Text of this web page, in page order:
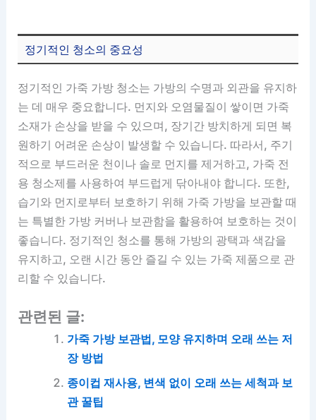
정기적인 청소의 중요성
정기적인 가죽 가방 청소는 가방의 수명과 외관을 유지하
는 데 매우 중요합니다. 먼지와 오염물질이 쌓이면 가죽
소재가 손상을 받을 수 있으며, 장기간 방치하게 되면 복
원하기 어려운 손상이 발생할 수 있습니다. 따라서, 주기
적으로 부드러운 천이나 솔로 먼지를 제거하고, 가죽 전
용 청소제를 사용하여 부드럽게 닦아내야 합니다. 또한,
습기와 먼지로부터 보호하기 위해 가죽 가방을 보관할 때
는 특별한 가방 커버나 보관함을 활용하여 보호하는 것이
좋습니다. 정기적인 청소를 통해 가방의 광택과 색감을
유지하고, 오랜 시간 동안 즐길 수 있는 가죽 제품으로 관
리할 수 있습니다.
관련된 글:
가죽 가방 보관법, 모양 유지하며 오래 쓰는 저
장 방법
종이컵 재사용, 변색 없이 오래 쓰는 세척과 보
관 꿀팁